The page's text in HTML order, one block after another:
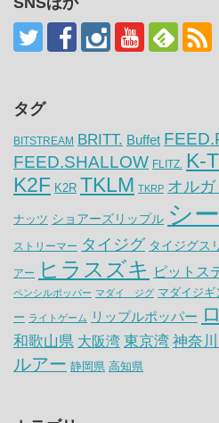
タグ
BITSTREAM BRITT. Buffet
FEED.SHALLOW FLITZ.
K-
K2F K2R TKLM TKRP オル
ナッツ ショアーズリップル シ
ストリーマー タイジグ タイジグス
アー ヒラスズキ ピットス
ペンシルポッパー マダイ ジグ マダイジギ
ー ライトゲーム リップルポッパー
和歌山県 大阪湾 東京湾 神奈
ルアー 静岡県 高知県